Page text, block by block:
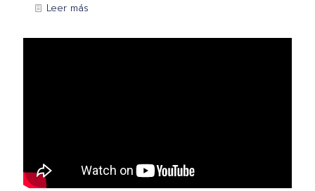
Leer más